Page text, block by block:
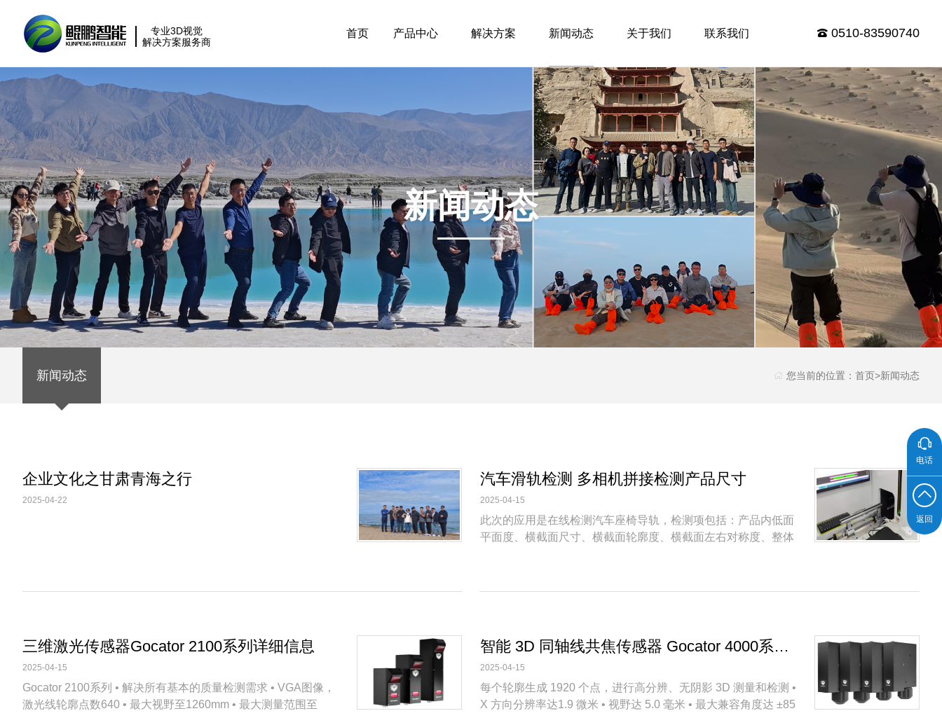
专业3D视觉
解决方案服务商
首页 产品中心 解决方案 新闻动态 关于我们 联系我们 0510-83590740
新闻动态
新闻动态 您当前的位置： 首页>新闻动态
企业文化之甘肃青海之行
2025-04-22
汽车滑轨检测 多相机拼接检测产品尺寸
2025-04-15
此次的应用是在线检测汽车座椅导轨，检测项包括：产品内低面
平面度、横截面尺寸、横截面轮廓度、横截面左右对称度、整体
三维激光传感器Gocator 2100系列详细信息
2025-04-15
Gocator 2100系列 • 解决所有基本的质量检测需求 • VGA图像，
激光线轮廓点数640 • 最大视野至1260mm • 最大测量范围至
智能 3D 同轴线共焦传感器 Gocator 4000系列参数
2025-04-15
每个轮廓生成 1920 个点，进行高分辨、无阴影 3D 测量和检测 •
X 方向分辨率达1.9 微米 • 视野达 5.0 毫米 • 最大兼容角度达 ±85
电话
返回